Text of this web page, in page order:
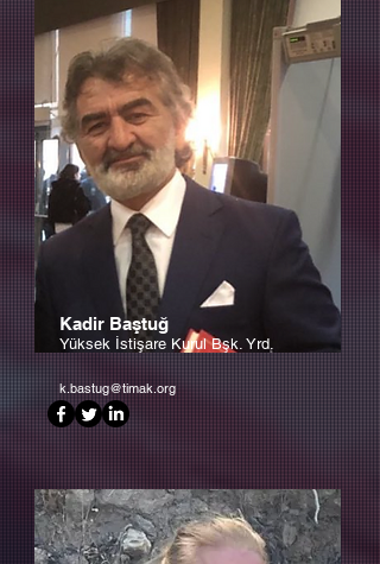
Kadir Baştuğ
Yüksek İstişare Kurul Bşk. Yrd.
k.bastug@timak.org